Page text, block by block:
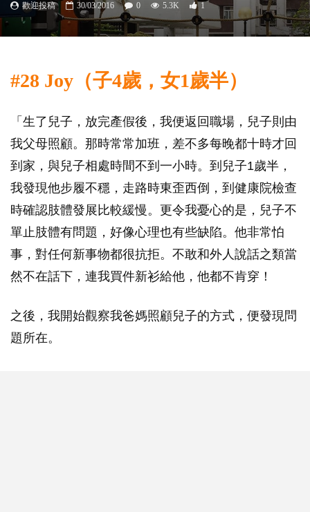
歡迎投稿 30/03/2016 0 5.3K 1
#28 Joy（子4歲，女1歲半）
「生了兒子，放完產假後，我便返回職場，兒子則由
我父母照顧。那時常常加班，差不多每晚都十時才回
到家，與兒子相處時間不到一小時。到兒子1歲半，
我發現他步履不穩，走路時東歪西倒，到健康院檢查
時確認肢體發展比較緩慢。更令我憂心的是，兒子不
單止肢體有問題，好像心理也有些缺陷。他非常怕
事，對任何新事物都很抗拒。不敢和外人說話之類當
然不在話下，連我買件新衫給他，他都不肯穿！
之後，我開始觀察我爸媽照顧兒子的方式，便發現問
題所在。